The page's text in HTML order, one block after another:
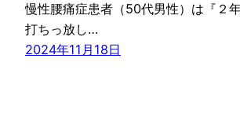
慢性腰痛症患者（50代男性）は『２
打ちっ放し…
2024年11月18日